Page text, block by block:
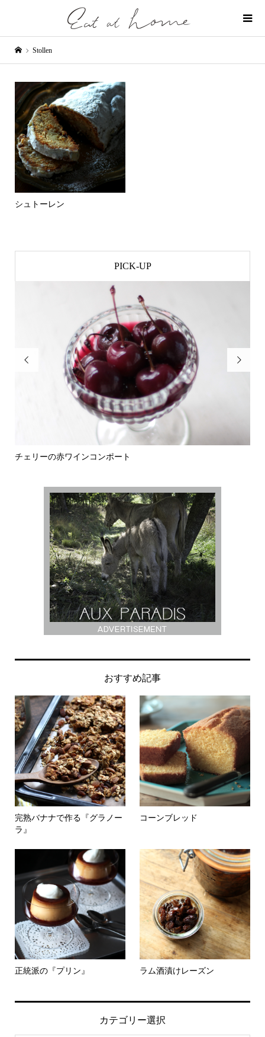
Stollen
シュトーレン
PICK-UP

チェリーの赤ワインコンポート

おすすめ記事
完熟バナナで作る『グラノー
ラ』
コーンブレッド
正統派の『プリン』 ラム酒漬けレーズン
カテゴリー選択